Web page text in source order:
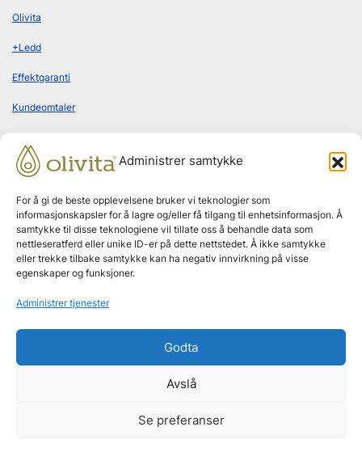
Administrer samtykke
For å gi de beste opplevelsene bruker vi teknologier som
informasjonskapsler for å lagre og/eller få tilgang til enhetsinformasjon. Å
samtykke til disse teknologiene vil tillate oss å behandle data som
nettleseratferd eller unike ID-er på dette nettstedet. Å ikke samtykke
eller trekke tilbake samtykke kan ha negativ innvirkning på visse
egenskaper og funksjoner.
Administrer tjenester
Godta
Avslå
Se preferanser
Olivita
+Ledd
Effektgaranti
Kundeomtaler
Bestill abonnement
Leveres hjem annenhver måned
Ingen bindingstid